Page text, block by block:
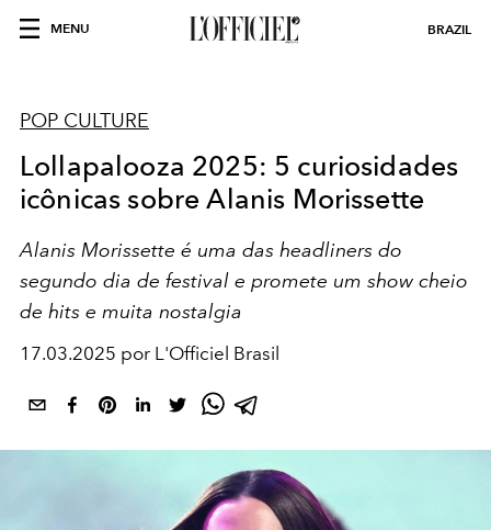
MENU BRAZIL
POP CULTURE
Lollapalooza 2025: 5 curiosidades
icônicas sobre Alanis Morissette
Alanis Morissette é uma das headliners do
segundo dia de festival e promete um show cheio
de hits e muita nostalgia
17.03.2025 por L'Officiel Brasil